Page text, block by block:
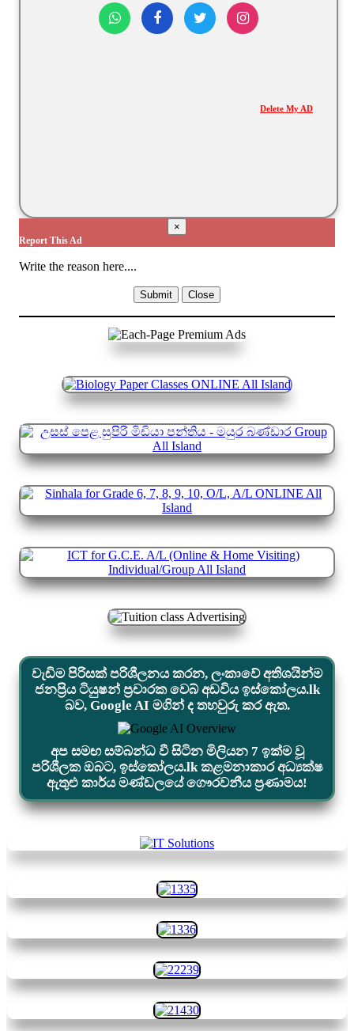
Delete My AD
×
Report This Ad
Write the reason here....
Submit Close
වැඩිම පිරිසක් පරිශීලනය කරන, ලංකාවේ අතිශයින්ම
ජනප්‍රිය ටියුෂන් ප්‍රචාරක වෙබ් අඩවිය ඉස්කෝලය.lk
බව, Google AI මගින් ද තහවුරු කර ඇත.
අප සමඟ සම්බන්ධ වී සිටින මිලියන 7 ඉක්ම වූ
පරිශීලක ඔබට, ඉස්කෝලය.lk කළමනාකාර අධ්‍යක්ෂ
ඇතුළු කාර්ය මණ්ඩලයේ ගෞරවනීය ප්‍රණාමය!